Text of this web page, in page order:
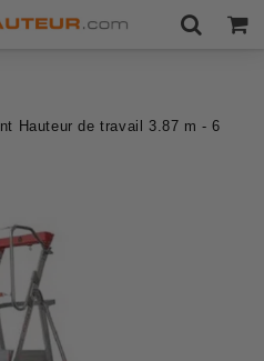
Hauteur de travail 3.87 m - 6